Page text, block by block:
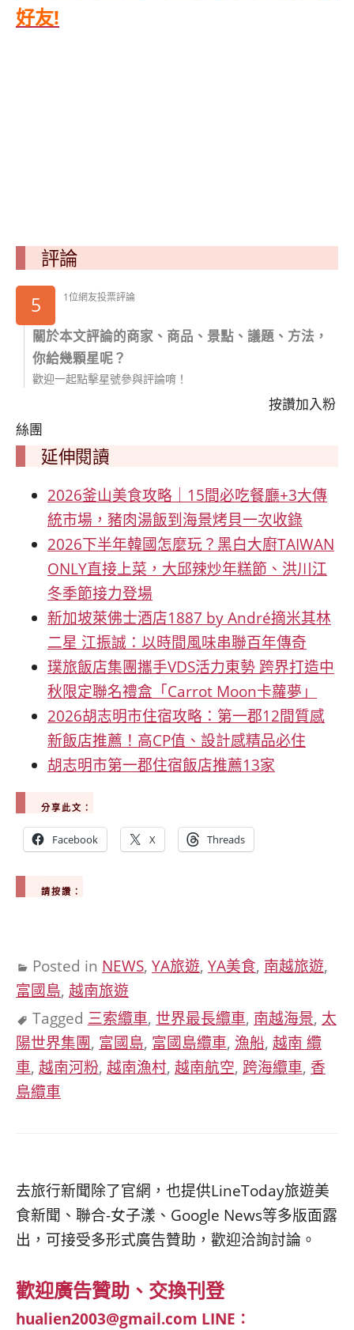
好友!
評論
5
1位網友投票評論
關於本文評論的商家、商品、景點、議題、方法，
你給幾顆星呢？
歡迎一起點擊星號參與評論唷！
按讚加入粉
絲團
延伸閱讀
2026釜山美食攻略｜15間必吃餐廳+3大傳
統市場，豬肉湯飯到海景烤貝一次收錄
2026下半年韓國怎麼玩？黑白大廚TAIWAN
ONLY直接上菜，大邱辣炒年糕節、洪川江
冬季節接力登場
新加坡萊佛士酒店1887 by André摘米其林
二星 江振誠：以時間風味串聯百年傳奇
璞旅飯店集團攜手VDS活力東勢 跨界打造中
秋限定聯名禮盒「Carrot Moon卡蘿夢」
2026胡志明市住宿攻略：第一郡12間質感
新飯店推薦！高CP值、設計感精品必住
胡志明市第一郡住宿飯店推薦13家
分享此文：
Facebook X Threads
請按讚：
Posted in NEWS, YA旅遊, YA美食, 南越旅遊,
富國島, 越南旅遊
Tagged 三索纜車, 世界最長纜車, 南越海景, 太
陽世界集團, 富國島, 富國島纜車, 漁船, 越南 纜
車, 越南河粉, 越南漁村, 越南航空, 跨海纜車, 香
島纜車
去旅行新聞除了官網，也提供LineToday旅遊美
食新聞、聯合-女子漾、Google News等多版面露
出，可接受多形式廣告贊助，歡迎洽詢討論。
歡迎廣告贊助、交換刊登
hualien2003@gmail.com LINE：